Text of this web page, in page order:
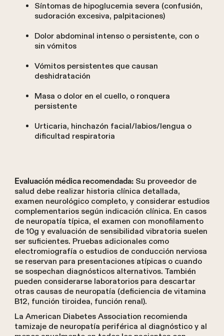
Síntomas de hipoglucemia severa (confusión,
sudoración excesiva, palpitaciones)
Dolor abdominal intenso o persistente, con o
sin vómitos
Vómitos persistentes que causan
deshidratación
Masa o dolor en el cuello, o ronquera
persistente
Urticaria, hinchazón facial/labios/lengua o
dificultad respiratoria
Evaluación médica recomendada:Su proveedor de
salud debe realizar historia clínica detallada,
examen neurológico completo, y considerar estudios
complementarios según indicación clínica. En casos
de neuropatía típica, el examen con monofilamento
de 10g y evaluación de sensibilidad vibratoria suelen
ser suficientes. Pruebas adicionales como
electromiografía o estudios de conducción nerviosa
se reservan para presentaciones atípicas o cuando
se sospechan diagnósticos alternativos. También
pueden considerarse laboratorios para descartar
otras causas de neuropatía (deficiencia de vitamina
B12, función tiroidea, función renal).
La American Diabetes Association recomienda
tamizaje de neuropatía periférica al diagnóstico y al